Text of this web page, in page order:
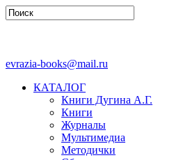
evrazia-books@mail.ru
КАТАЛОГ
Книги Дугина А.Г.
Книги
Журналы
Мультимедиа
Методички